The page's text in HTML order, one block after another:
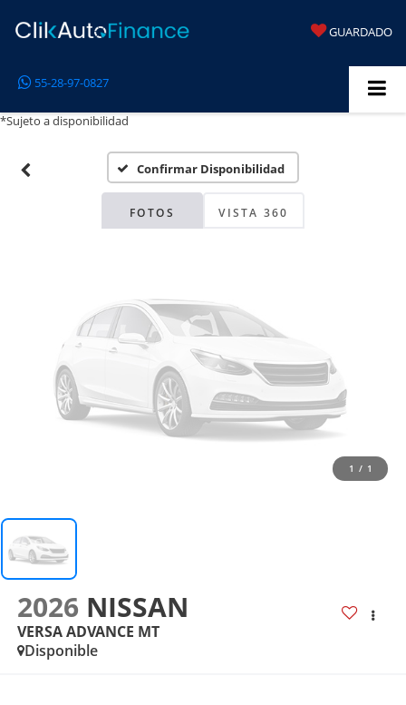
GUARDADO
55-28-97-0827
*Sujeto a disponibilidad
Confirmar Disponibilidad
FOTOS VISTA 360
Disponibles
Por favor, revise luego
1 / 1
2026 NISSAN
VERSA ADVANCE MT
Disponible